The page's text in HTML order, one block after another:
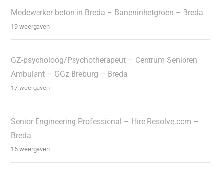
Medewerker beton in Breda – Baneninhetgroen – Breda
19 weergaven
GZ-psycholoog/Psychotherapeut – Centrum Senioren
Ambulant – GGz Breburg – Breda
17 weergaven
Senior Engineering Professional – Hire Resolve.com –
Breda
16 weergaven